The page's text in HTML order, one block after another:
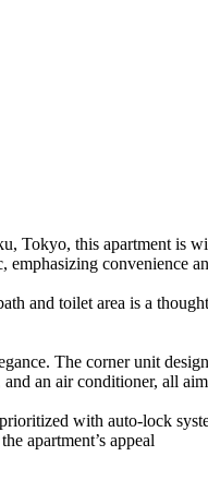
Tokyo, this apartment is
convenience
and toilet area is a
The corner unit
an air conditioner, all
with auto-lock
apartment’s appeal